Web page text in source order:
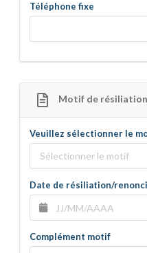
Téléphone fixe
Motif de
Veuillez sélectionner le
Sélectionner le motif
Date de résiliation/
Complément motif